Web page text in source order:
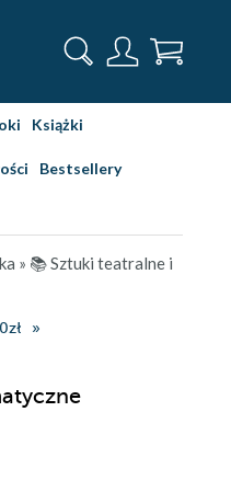
Książki
Bestsellery
» 📚 Sztuki teatralne i